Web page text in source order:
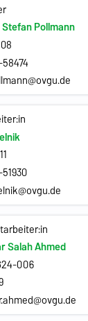
Stefan Pollmann
58474
Salah Ahmed
006